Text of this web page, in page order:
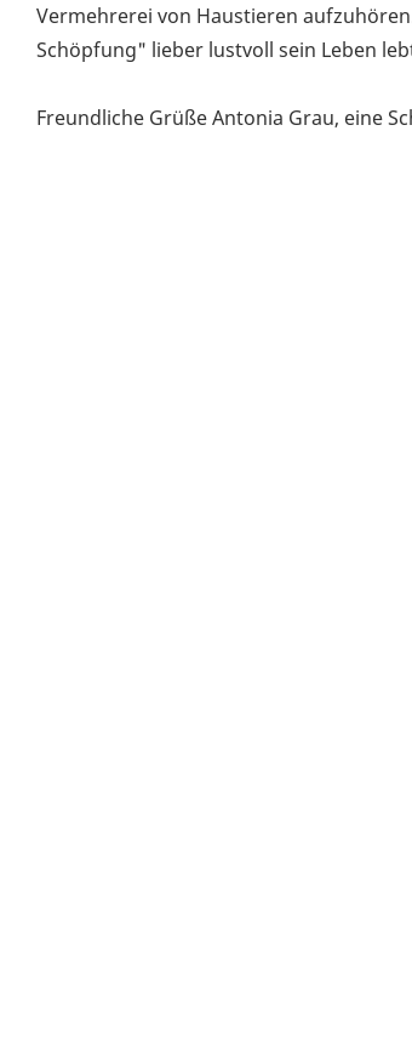
Vermehrerei von Haustieren
Schöpfung" lieber lustvoll sein Leben
Freundliche Grüße Antonia Grau, eine